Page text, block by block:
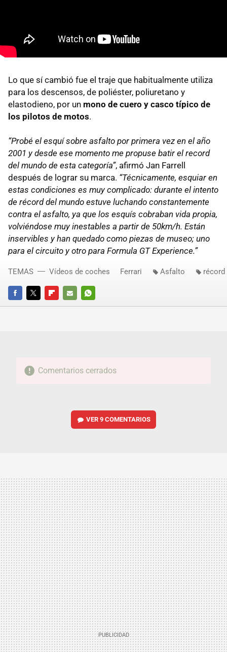
Lo que sí cambió fue el traje que habitualmente utiliza
para los descensos, de poliéster, poliuretano y
elastodieno, por un mono de cuero y casco típico de
los pilotos de motos.
“Probé el esquí sobre asfalto por primera vez en el año
2001 y desde ese momento me propuse batir el record
del mundo de esta categoría”, afirmó Jan Farrell
después de lograr su marca. “Técnicamente, esquiar en
estas condiciones es muy complicado: durante el intento
de récord del mundo estuve luchando constantemente
contra el asfalto, ya que los esquís cobraban vida propia,
volviéndose muy inestables a partir de 50km/h. Están
inservibles y han quedado como piezas de museo; uno
para el circuito y otro para Formula GT Experience.”
FACEBOOKTWITTERFLIPBOARD
E-
WHATSAPP
TEMAS Vídeos de coches Ferrari Asfalto récord
Comentarios cerrados
VER9 COMENTARIOS